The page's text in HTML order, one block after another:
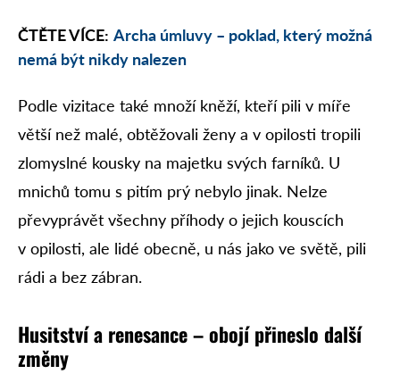
ČTĚTE VÍCE: Archa úmluvy – poklad, který možná
nemá být nikdy nalezen
Podle vizitace také množí kněží, kteří pili v míře
větší než malé, obtěžovali ženy a v opilosti tropili
zlomyslné kousky na majetku svých farníků. U
mnichů tomu s pitím prý nebylo jinak. Nelze
převyprávět všechny příhody o jejich kouscích
v opilosti, ale lidé obecně, u nás jako ve světě, pili
rádi a bez zábran.
Husitství a renesance – obojí přineslo další
změny